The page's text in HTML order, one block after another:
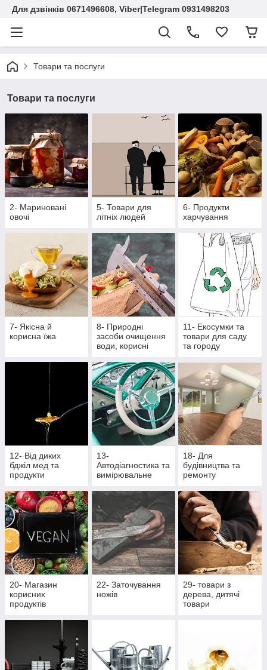
Для дзвінків 0671496608, Viber|Telegram 0931498203
Товари та послуги
Товари та послуги
2- Мариновані
овочі
5- Товари для
літніх людей
6- Продукти
харчування
7- Якісна й
корисна їжа
8- Природні
засоби очищення
води, корисні
11- Екосумки та
товари для саду
та городу
12- Від диких
бджіл мед та
продукти
13-
Автодіагностика та
вимірювальне
18- Для
будівництва та
ремонту
20- Магазин
корисних
продуктів
22- Заточування
ножів
29- товари з
дерева, дитячі
товари